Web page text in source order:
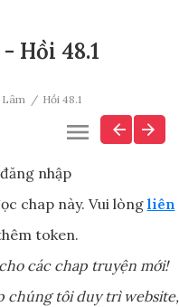
Hồi 48.1
Lâm Hồi 48.1
nhập
chap này. Vui lòng liên
token.
các chap truyện mới!
chúng tôi duy trì website,